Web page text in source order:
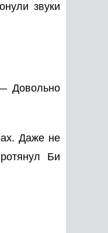
звуки
Довольно
Даже не
Би